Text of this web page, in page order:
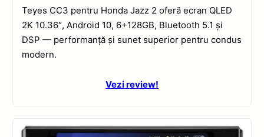
Teyes CC3 pentru Honda Jazz 2 oferă ecran QLED
2K 10.36″, Android 10, 6+128GB, Bluetooth 5.1 și
DSP — performanță și sunet superior pentru condus
modern.
Vezi review!